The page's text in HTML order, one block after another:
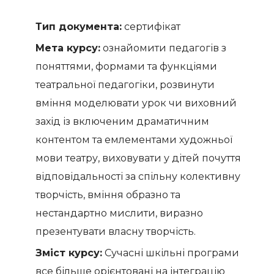
Тип документа: сертифікат
Мета курсу: ознайомити педагогів з
поняттями, формами та функціями
театральної педагогіки, розвинути
вміння моделювати урок чи виховний
захід із включеним драматичним
контентом та емлементами художньої
мови театру, виховувати у дітей почуття
відповідальності за спільну колективну
творчість, вміння образно та
нестандартно мислити, виразно
презентувати власну творчість.
Зміст курсу: Сучасні шкільні програми
все більше орієнтовані на інтеграцію